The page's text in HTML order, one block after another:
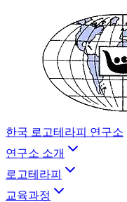
한국 로고테라피 연구소
연구소 소개
로고테라피
교육과정